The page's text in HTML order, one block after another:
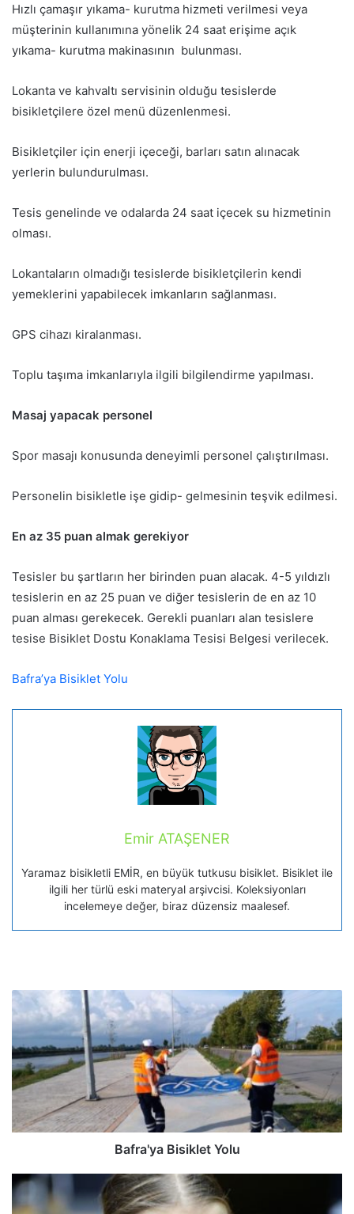
Hızlı çamaşır yıkama- kurutma hizmeti verilmesi veya
müşterinin kullanımına yönelik 24 saat erişime açık
yıkama- kurutma makinasının bulunması.
Lokanta ve kahvaltı servisinin olduğu tesislerde
bisikletçilere özel menü düzenlenmesi.
Bisikletçiler için enerji içeceği, barları satın alınacak
yerlerin bulundurulması.
Tesis genelinde ve odalarda 24 saat içecek su hizmetinin
olması.
Lokantaların olmadığı tesislerde bisikletçilerin kendi
yemeklerini yapabilecek imkanların sağlanması.
GPS cihazı kiralanması.
Toplu taşıma imkanlarıyla ilgili bilgilendirme yapılması.
Masaj yapacak personel
Spor masajı konusunda deneyimli personel çalıştırılması.
Personelin bisikletle işe gidip- gelmesinin teşvik edilmesi.
En az 35 puan almak gerekiyor
Tesisler bu şartların her birinden puan alacak. 4-5 yıldızlı
tesislerin en az 25 puan ve diğer tesislerin de en az 10
puan alması gerekecek. Gerekli puanları alan tesislere
tesise Bisiklet Dostu Konaklama Tesisi Belgesi verilecek.
Bafra’ya Bisiklet Yolu
Emir ATAŞENER
Yaramaz bisikletli EMİR, en büyük tutkusu bisiklet. Bisiklet ile
ilgili her türlü eski materyal arşivcisi. Koleksiyonları
incelemeye değer, biraz düzensiz maalesef.
Bafra'ya Bisiklet Yolu